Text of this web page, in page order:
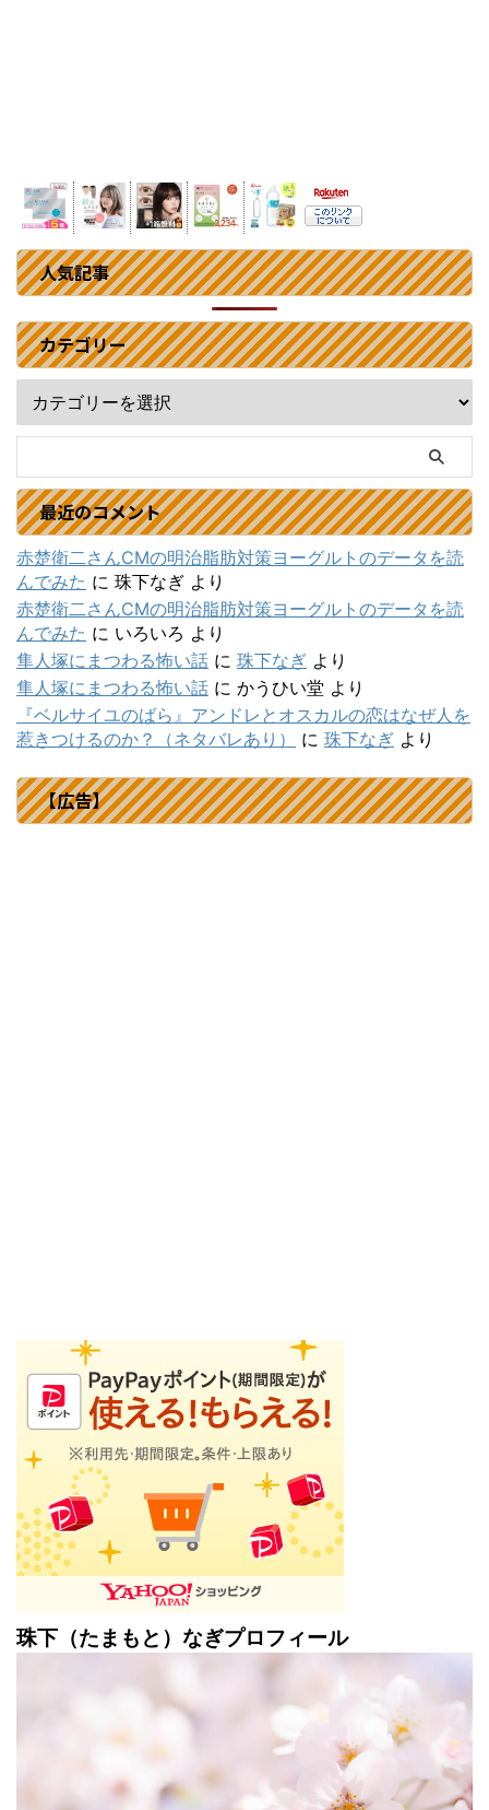
人気記事
カテゴリー
最近のコメント
赤楚衛二さんCMの明治脂肪対策ヨーグルトのデータを読
んでみた に 珠下なぎ より
赤楚衛二さんCMの明治脂肪対策ヨーグルトのデータを読
んでみた に いろいろ より
隼人塚にまつわる怖い話 に 珠下なぎ より
隼人塚にまつわる怖い話 に かうひい堂 より
『ベルサイユのばら』アンドレとオスカルの恋はなぜ人を
惹きつけるのか？（ネタバレあり）
に 珠下なぎ より
【広告】
珠下（たまもと）なぎプロフィール